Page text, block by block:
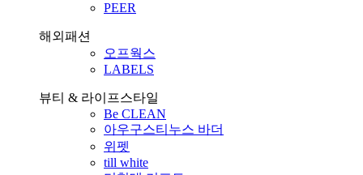
PEER
해외패션
오프웍스
LABELS
뷰티 & 라이프스타일
Be CLEAN
아우구스티누스 바더
위펫
till white